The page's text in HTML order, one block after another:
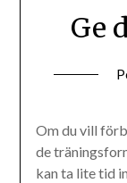
Ge
Om du vill
de
kan ta lite tid